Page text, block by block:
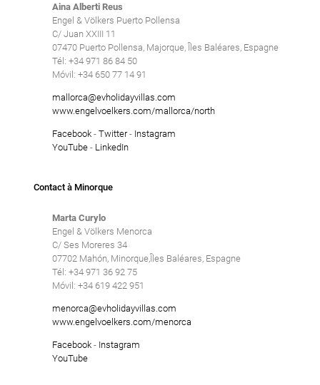
Aina Alberti Reus
Engel & Völkers Puerto Pollensa
C/ Juan XXIII 11
07470 Puerto Pollensa, Majorque, Îles Baléares, Espagne
Tél: +34 971 86 84 50
Móvil: +34 650 77 14 91
mallorca@evholidayvillas.com
www.engelvoelkers.com/mallorca/north
Facebook- Twitter- Instagram
YouTube- LinkedIn
Contact à Minorque
Marta Curylo
Engel & Völkers Menorca
C/ Ses Moreres 34
07702 Mahón, Minorque,Îles Baléares, Espagne
Tél: +34 971 36 92 75
Móvil: +34 619 422 951
menorca@evholidayvillas.com
www.engelvoelkers.com/menorca
Facebook- Instagram
YouTube